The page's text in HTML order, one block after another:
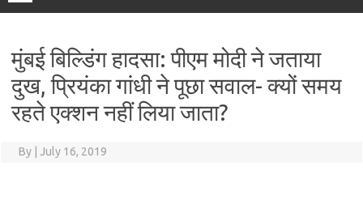
मुंबई बिल्डिंग हादसा: पीएम मोदी ने जताया
दुख, प्रियंका गांधी ने पूछा सवाल- क्यों समय
रहते एक्शन नहीं लिया जाता?
By July 16, 2019